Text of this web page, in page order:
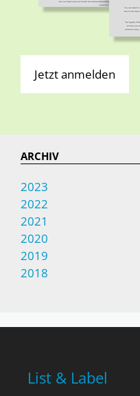
Jetzt anmelden
ARCHIV
2023
2022
2021
2020
2019
2018
List & Label